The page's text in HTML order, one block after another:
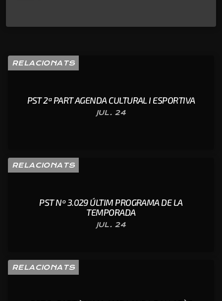
RELACIONATS
PST 2ª PART AGENDA CULTURAL I ESPORTIVA
JUL. 24
RELACIONATS
PST Nº 3.029 ÚLTIM PROGRAMA DE LA
TEMPORADA
JUL. 24
RELACIONATS